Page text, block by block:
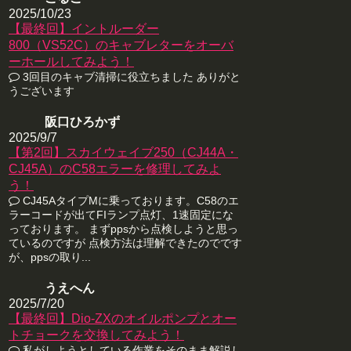
2025/10/23
【最終回】イントルーダー
800（VS52C）のキャブレターをオーバ
ーホールしてみよう！
3回目のキャブ清掃に役立ちました ありがと
うございます
阪口ひろかず
2025/9/7
【第2回】スカイウェイブ250（CJ44A・
CJ45A）のC58エラーを修理してみよ
う！
CJ45AタイプMに乗っております。C58のエ
ラーコードが出てFIランプ点灯、1速固定にな
っております。 まずppsから点検しようと思っ
ているのですが 点検方法は理解できたのでです
が、ppsの取り...
うえへん
2025/7/20
【最終回】Dio-ZXのオイルポンプとオー
トチョークを交換してみよう！